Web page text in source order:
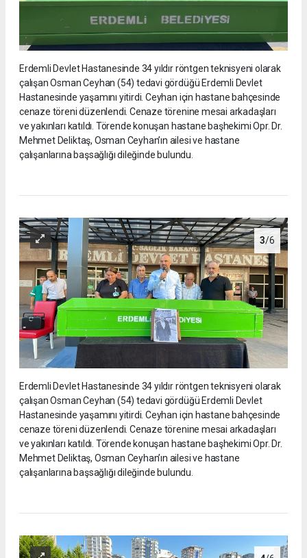
Erdemli Devlet Hastanesinde 34 yıldır röntgen teknisyeni olarak
çalışan Osman Ceyhan (54) tedavi gördüğü Erdemli Devlet
Hastanesinde yaşamını yitirdi. Ceyhan için hastane bahçesinde
cenaze töreni düzenlendi. Cenaze törenine mesai arkadaşları
ve yakınları katıldı. Törende konuşan hastane başhekimi Opr. Dr.
Mehmet Deliktaş, Osman Ceyhan’ın ailesi ve hastane
çalışanlarına başsağlığı dileğinde bulundu.
3/6
Erdemli Devlet Hastanesinde 34 yıldır röntgen teknisyeni olarak
çalışan Osman Ceyhan (54) tedavi gördüğü Erdemli Devlet
Hastanesinde yaşamını yitirdi. Ceyhan için hastane bahçesinde
cenaze töreni düzenlendi. Cenaze törenine mesai arkadaşları
ve yakınları katıldı. Törende konuşan hastane başhekimi Opr. Dr.
Mehmet Deliktaş, Osman Ceyhan’ın ailesi ve hastane
çalışanlarına başsağlığı dileğinde bulundu.